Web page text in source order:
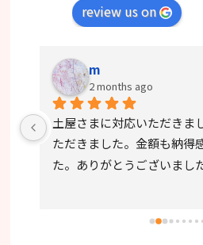
review us on
m
2 months ago
土屋さまに対応いただきま
ただきました。金額も納得
た。ありがとうございまし